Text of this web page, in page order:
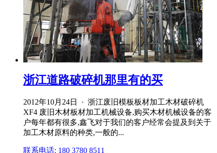
浙江道路破碎机那里有的买
2012年10月24日 · 浙江废旧模板板材加工木材破碎机
XF4 废旧木材板材加工机械设备,购买木材机械设备的客
户每年都有很多,鑫飞对于我们的客户经常会提及到关于
加工木材原料的种类,一般的...
联系电话: 180 3780 8511